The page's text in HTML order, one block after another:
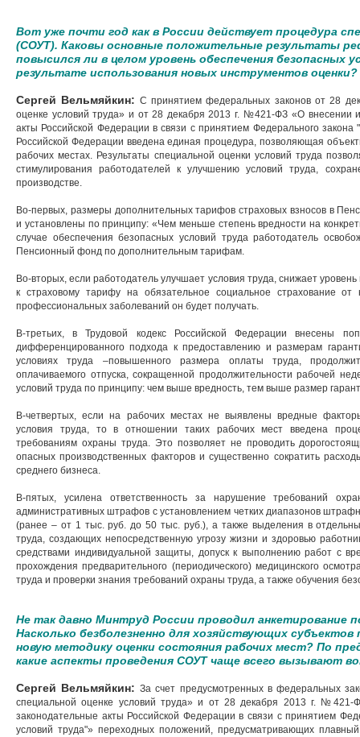
Вот уже почти год как в России действует процедура
(СОУТ). Каковы основные положительные результаты
повысился ли в целом уровень обеспечения безопасных
результате использования новых инструментов оценки?
Сергей Вельмяйкин: С принятием федеральных законов от 28
оценке условий труда» и от 28 декабря 2013 г. №421-ФЗ «О внесении
акты Российской Федерации в связи с принятием Федерального
Российской Федерации введена единая процедура, позволяющая
рабочих местах. Результаты специальной оценки условий труда
стимулирования работодателей к улучшению условий труда,
производстве.
Во-первых, размеры дополнительных тарифов страховых взносов в
и установлены по принципу: «Чем меньше степень вредности на
случае обеспечения безопасных условий труда работодатель
Пенсионный фонд по дополнительным тарифам.
Во-вторых, если работодатель улучшает условия труда, снижает
к страховому тарифу на обязательное социальное страхование от
профессиональных заболеваний он будет получать.
В-третьих, в Трудовой кодекс Российской Федерации внесены
дифференцированного подхода к предоставлению и размерам
условиях труда –повышенного размера оплаты труда,
оплачиваемого отпуска, сокращенной продолжительности рабочей
условий труда по принципу: чем выше вредность, тем выше размер
В-четвертых, если на рабочих местах не выявлены вредные
условия труда, то в отношении таких рабочих мест введена
требованиям охраны труда. Это позволяет не проводить
опасных производственных факторов и существенно сократить
среднего бизнеса.
В-пятых, усилена ответственность за нарушение требований
административных штрафов с установлением четких диапазонов
(ранее – от 1 тыс. руб. до 50 тыс. руб.), а также выделения в
труда, создающих непосредственную угрозу жизни и здоровью
средствами индивидуальной защиты, допуск к выполнению работ с
прохождения предварительного (периодического) медицинского
труда и проверки знания требований охраны труда, а также обучения
Не так давно Минтруд России проводил анкетирование
Насколько безболезненно для хозяйствующих
новую методику оценки состояния рабочих мест? По
какие аспекты проведения СОУТ чаще всего вызывают
Сергей Вельмяйкин:За счет предусмотренных в федеральных
специальной оценке условий труда» и от 28 декабря 2013 г.
законодательные акты Российской Федерации в связи с принятием
условий труда"» переходных положений, предусматривающих